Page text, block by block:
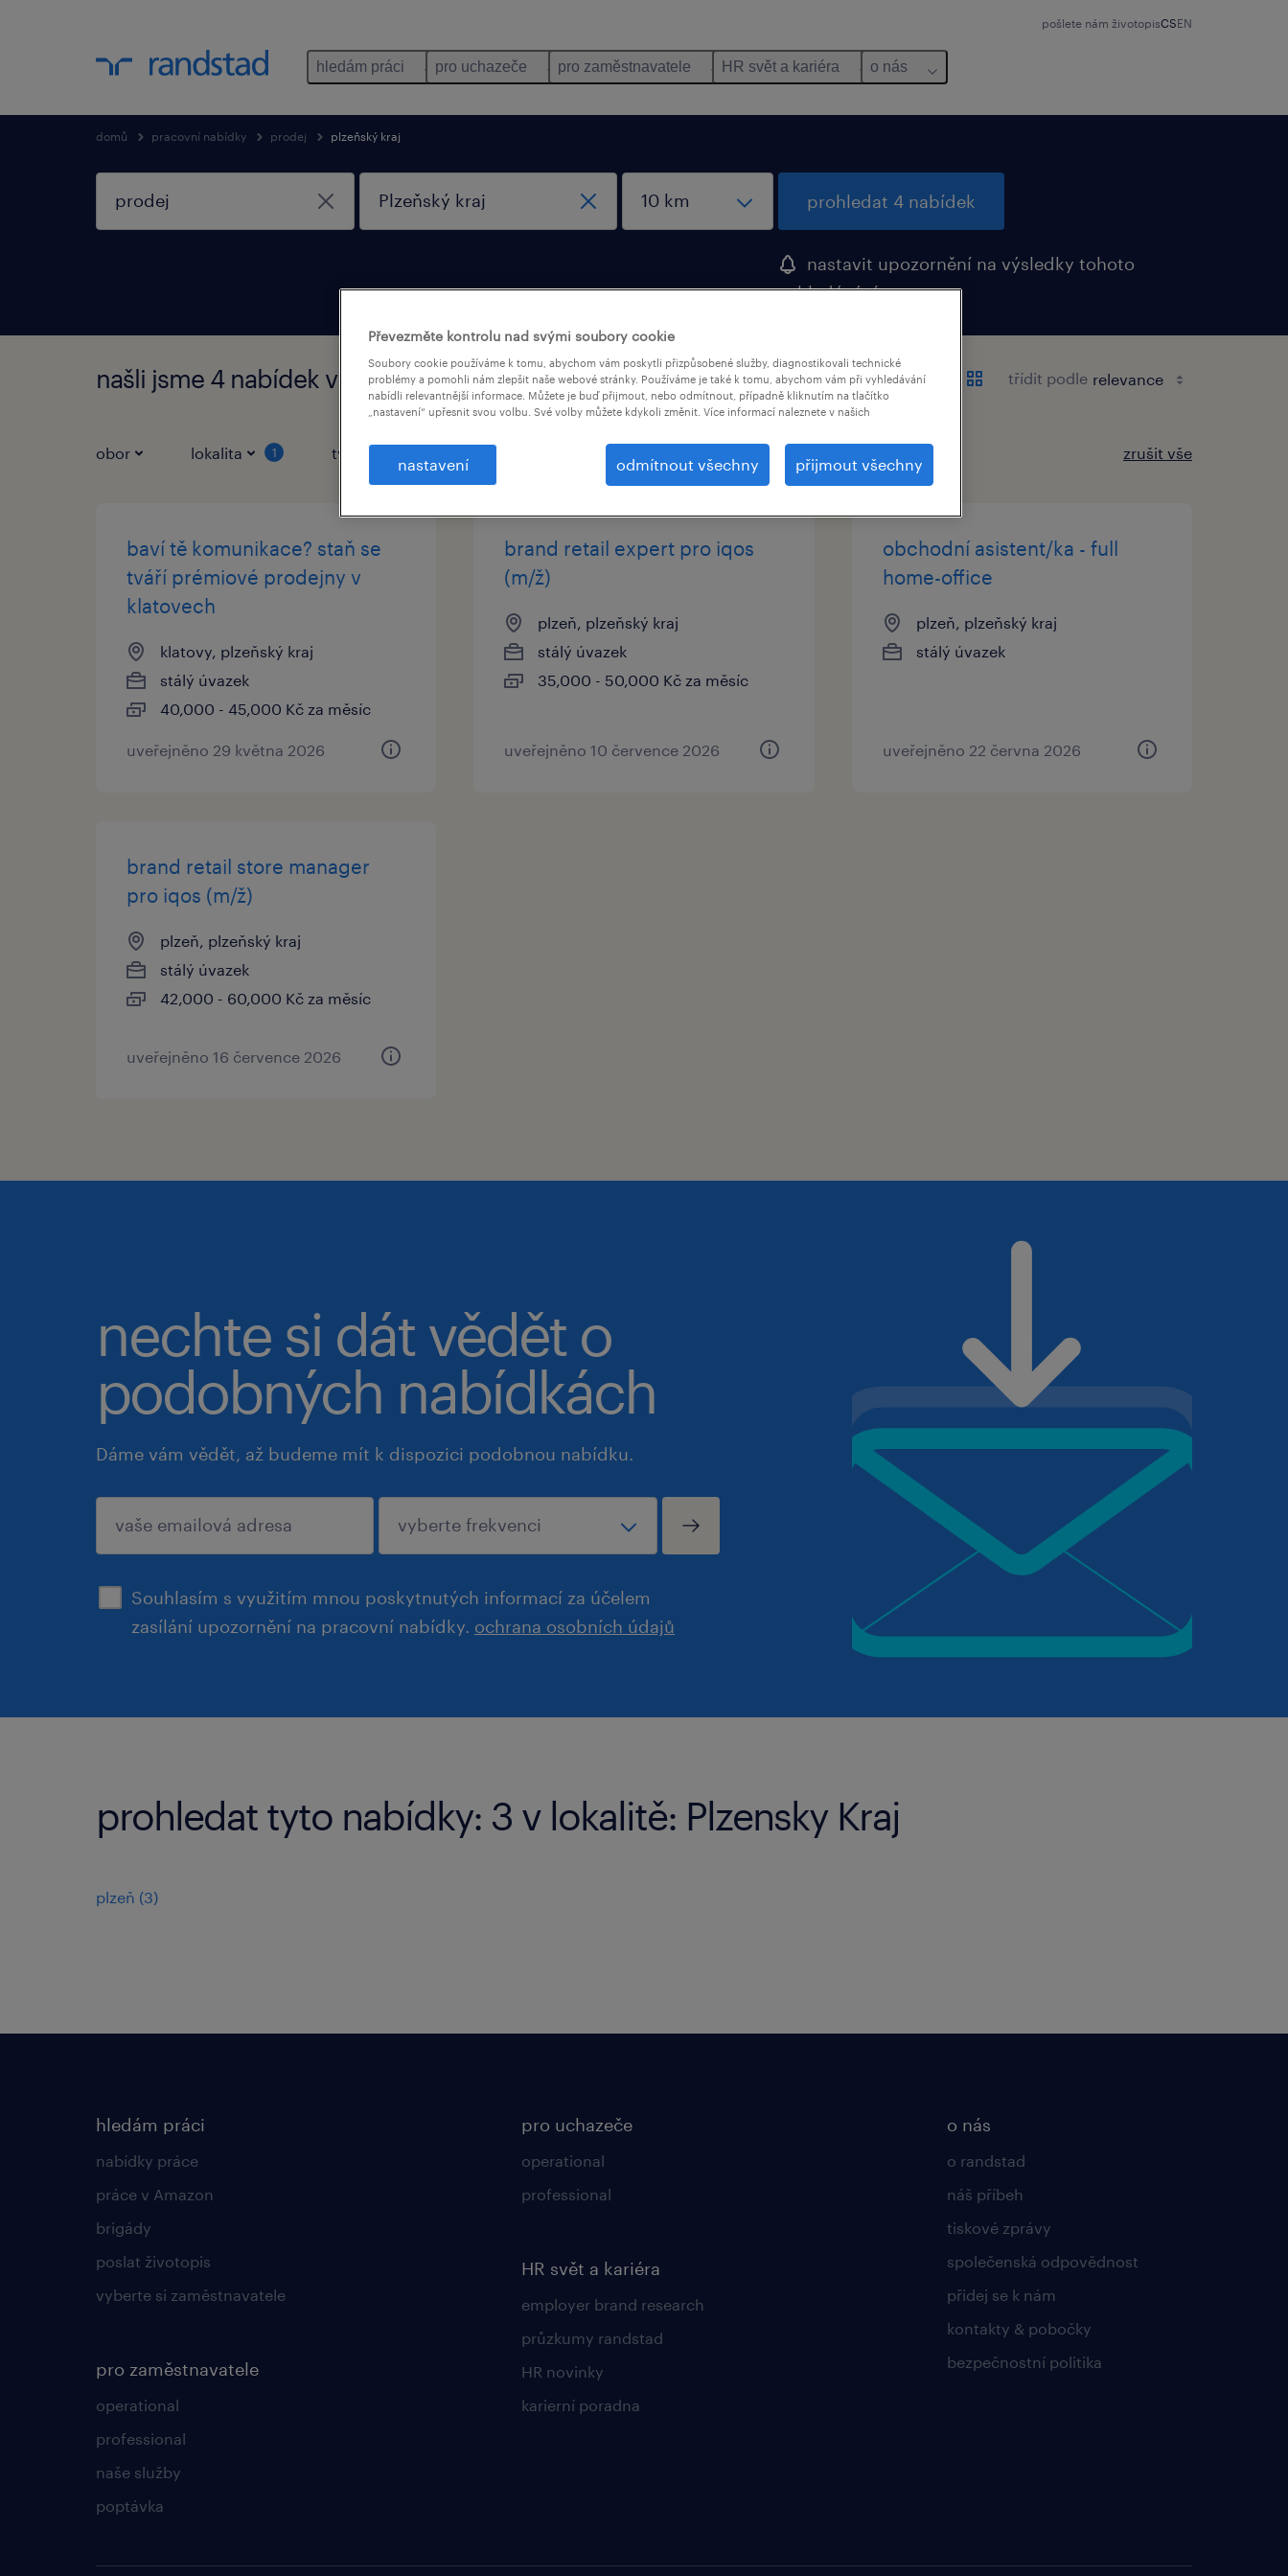
pošlete nám životopisCSEN
hledám práci pro uchazeče pro zaměstnavatele HR svět a kariéra o nás
domů pracovní nabídky prodej plzeňský kraj
prohledat 4 nabídek
nastavit upozornění na výsledky tohoto
vyhledávání
našli jsme 4 nabídek v Prodej v Plzeňský kraj třídit podle
obor lokalita 1 typ práce zrušit vše
baví tě komunikace? staň se
tváří prémiové prodejny v
klatovech
klatovy, plzeňský kraj
stálý úvazek
40,000 - 45,000 Kč za měsíc
uveřejněno 29 května 2026
brand retail expert pro iqos
(m/ž)
plzeň, plzeňský kraj
stálý úvazek
35,000 - 50,000 Kč za měsíc
uveřejněno 10 července 2026
obchodní asistent/ka - full
home-office
plzeň, plzeňský kraj
stálý úvazek
uveřejněno 22 června 2026
brand retail store manager
pro iqos (m/ž)
plzeň, plzeňský kraj
stálý úvazek
42,000 - 60,000 Kč za měsíc
uveřejněno 16 července 2026
nechte si dát vědět o
podobných nabídkách
Dáme vám vědět, až budeme mít k dispozici podobnou nabídku.
Souhlasím s využitím mnou poskytnutých informací za účelem
zasílání upozornění na pracovní nabídky. ochrana osobních údajů
potvrdit
prohledat tyto nabídky: 3 v lokalitě: Plzensky Kraj
plzeň (3)
hledám práci
nabídky práce
práce v Amazon
brigády
poslat životopis
vyberte si zaměstnavatele
pro zaměstnavatele
operational
professional
naše služby
poptávka
pro uchazeče
operational
professional
HR svět a kariéra
employer brand research
průzkumy randstad
HR novinky
karierní poradna
o nás
o randstad
náš příbeh
tiskové zprávy
společenská odpovědnost
přidej se k nám
kontakty & pobočky
bezpečnostní politika
Převezměte kontrolu nad svými soubory cookie
Soubory cookie používáme k tomu, abychom vám poskytli přizpůsobené služby, diagnostikovali technické
problémy a pomohli nám zlepšit naše webové stránky. Používáme je také k tomu, abychom vám při vyhledávání
nabídli relevantnější informace. Můžete je buď přijmout, nebo odmítnout, případně kliknutím na tlačítko
„nastavení“ upřesnit svou volbu. Své volby můžete kdykoli změnit. Více informací naleznete v našich
nastavení odmítnout všechny přijmout všechny